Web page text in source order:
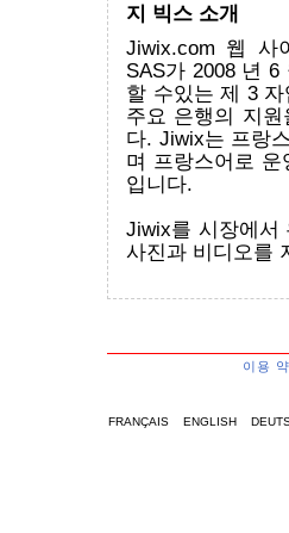
지 빅스 소개
Jiwix.com 웹 사
SAS가 2008 년
할 수있는 제 3
주요 은행의 지
다. Jiwix는 프랑
며 프랑스어로
입니다.
Jiwix를 시장에서
사진과 비디오를
이용
FRANÇAIS ENGLISH